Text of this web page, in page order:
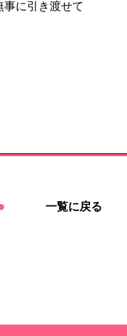
に引き渡せて
一覧に戻る